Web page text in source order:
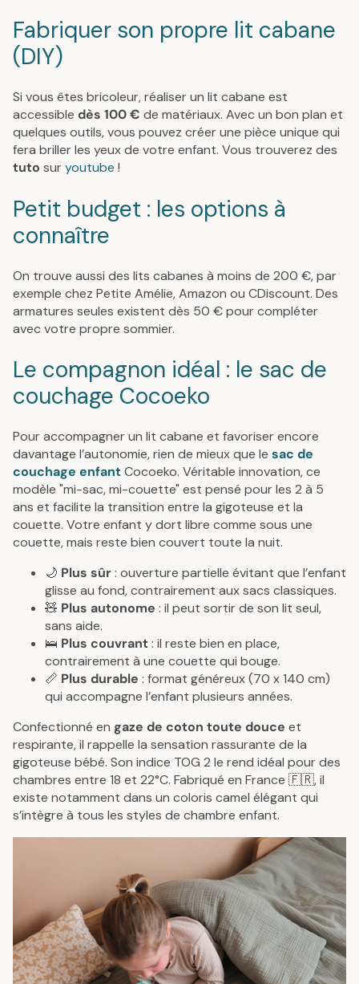
Fabriquer son propre lit cabane
(DIY)
Si vous êtes bricoleur, réaliser un lit cabane est
accessible dès 100 € de matériaux. Avec un bon plan et
quelques outils, vous pouvez créer une pièce unique qui
fera briller les yeux de votre enfant. Vous trouverez des
tuto suryoutube !
Petit budget : les options à
connaître
On trouve aussi des lits cabanes à moins de 200 €, par
exemple chez Petite Amélie, Amazon ou CDiscount. Des
armatures seules existent dès 50 € pour compléter
avec votre propre sommier.
Le compagnon idéal : le sac de
couchage Cocoeko
Pour accompagner un lit cabane et favoriser encore
davantage l’autonomie, rien de mieux que le sac de
couchage enfantCocoeko. Véritable innovation, ce
modèle "mi-sac, mi-couette" est pensé pour les 2 à 5
ans et facilite la transition entre la gigoteuse et la
couette. Votre enfant y dort libre comme sous une
couette, mais reste bien couvert toute la nuit.
🌙 Plus sûr: ouverture partielle évitant que l’enfant
glisse au fond, contrairement aux sacs classiques.
🧸 Plus autonome : il peut sortir de son lit seul,
sans aide.
🛌 Plus couvrant: il reste bien en place,
contrairement à une couette qui bouge.
📏 Plus durable : format généreux (70 x 140 cm)
qui accompagne l’enfant plusieurs années.
Confectionné en gaze de coton toute douce et
respirante, il rappelle la sensation rassurante de la
gigoteuse bébé. Son indice TOG 2 le rend idéal pour des
chambres entre 18 et 22°C. Fabriqué en France 🇫🇷, il
existe notamment dans un coloris camel élégant qui
s’intègre à tous les styles de chambre enfant.